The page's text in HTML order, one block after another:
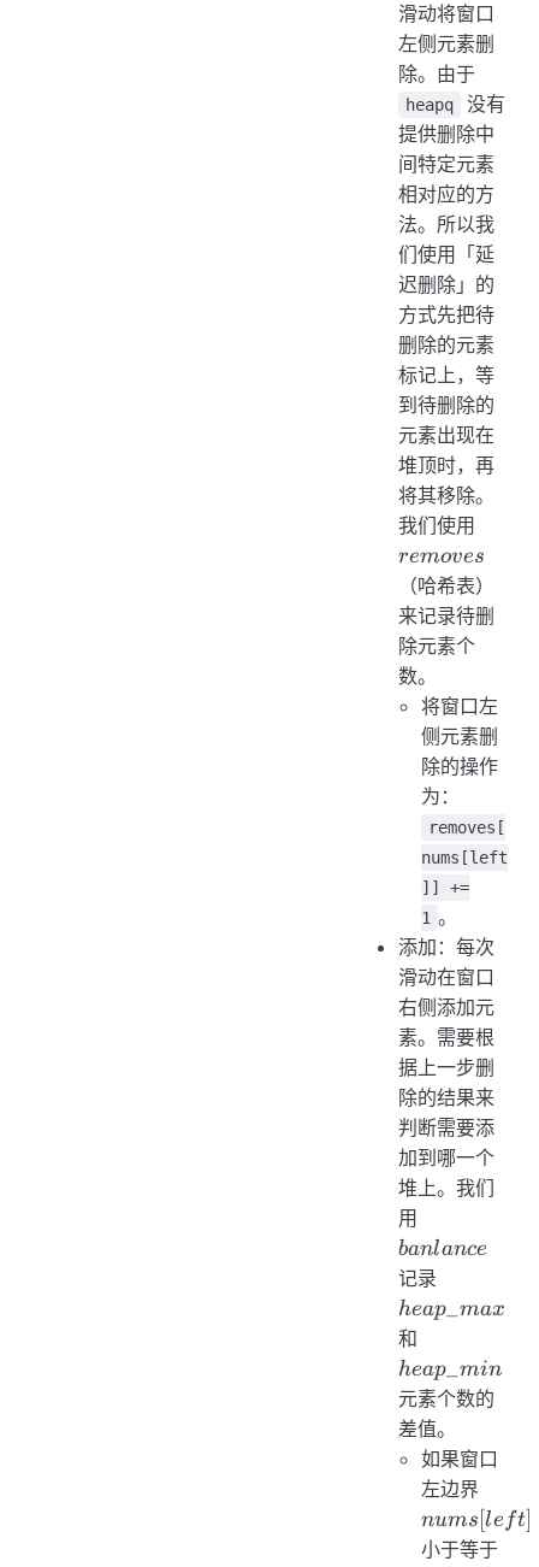
滑动将窗口
左侧元素删
除。由于
heapq
没有
提供删除中
间特定元素
相对应的方
法。所以我
们使用「延
迟删除」的
方式先把待
删除的元素
标记上，等
到待删除的
元素出现在
堆顶时，再
将其移除。
我们使用
removes
（哈希表）
来记录待删
除元素个
数。
将窗口左
侧元素删
除的操作
为：
removes[
nums[left
]] +=
1 。
添加：每次
滑动在窗口
右侧添加元
素。需要根
据上一步删
除的结果来
判断需要添
加到哪一个
堆上。我们
用
banlance
记录
heap max
和
heap min
元素个数的
差值。
如果窗口
左边界
nums [le ft]
小于等于